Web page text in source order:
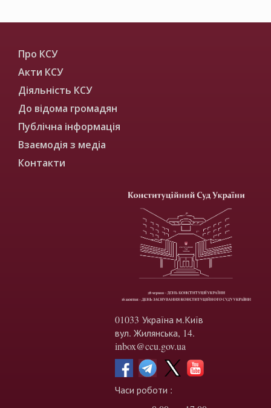
Про КСУ
Акти КСУ
Діяльність КСУ
До відома громадян
Публічна інформація
Взаємодія з медіа
Контакти
01033 Україна м.Київ
вул. Жилянська, 14.
inbox@ccu.gov.ua
Часи роботи :